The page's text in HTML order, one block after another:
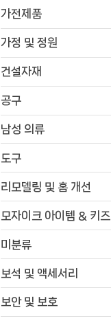
가전제품
가정 및 정원
건설자재
공구
남성 의류
도구
리모델링 및 홈 개선
모자이크 아이템 & 키즈
미분류
보석 및 액세서리
보안 및 보호